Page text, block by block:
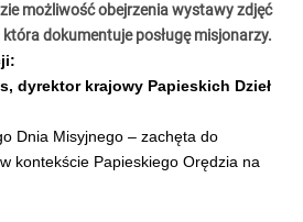
możliwość obejrzenia wystawy zdjęć
dokumentuje posługę misjonarzy.
dyrektor krajowy Papieskich Dzieł
Dnia Misyjnego – zachęta do
kontekście Papieskiego Orędzia na